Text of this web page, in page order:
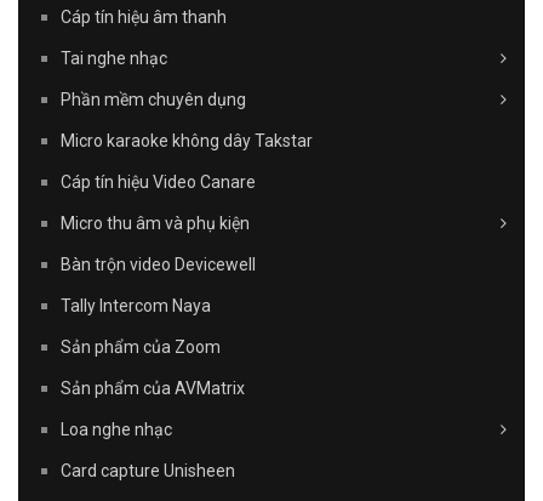
Cáp tín hiệu âm thanh
Tai nghe nhạc
Phần mềm chuyên dụng
Micro karaoke không dây Takstar
Cáp tín hiệu Video Canare
Micro thu âm và phụ kiện
Bàn trộn video Devicewell
Tally Intercom Naya
Sản phẩm của Zoom
Sản phẩm của AVMatrix
Loa nghe nhạc
Card capture Unisheen